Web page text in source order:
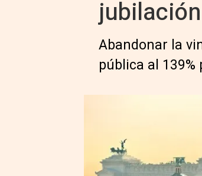
Abandonar la
pública al 139%